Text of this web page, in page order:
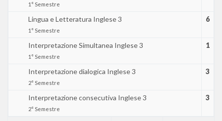
1° Semestre
Lingua e Letteratura Inglese 3
1° Semestre
6
Interpretazione Simultanea Inglese 3
1° Semestre
1
Interpretazione dialogica Inglese 3
2° Semestre
3
Interpretazione consecutiva Inglese 3
2° Semestre
3